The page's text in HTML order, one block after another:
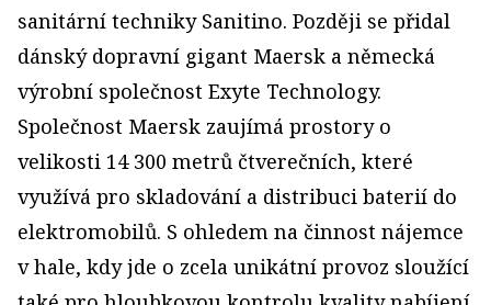
sanitární techniky Sanitino. Později se přidal
dánský dopravní gigant Maersk a německá
výrobní společnost Exyte Technology.
Společnost Maersk zaujímá prostory o
velikosti 14 300 metrů čtverečních, které
využívá pro skladování a distribuci baterií do
elektromobilů. S ohledem na činnost nájemce
v hale, kdy jde o zcela unikátní provoz sloužící